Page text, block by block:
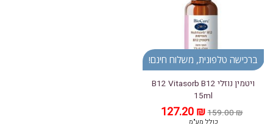
ברכישה טלפונית, משלוח חינם!
ויטמין נוזלי B12 Vitasorb B12
15ml
159.00₪ המחיר
המקורי
היה:
127.20₪ המחיר
כולל מע"מ